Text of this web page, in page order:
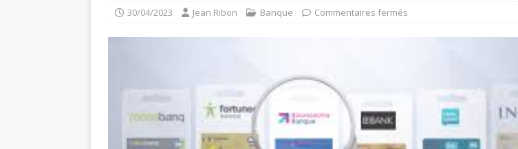
30/04/2023 Jean Ribon Banque Commentaires fermés